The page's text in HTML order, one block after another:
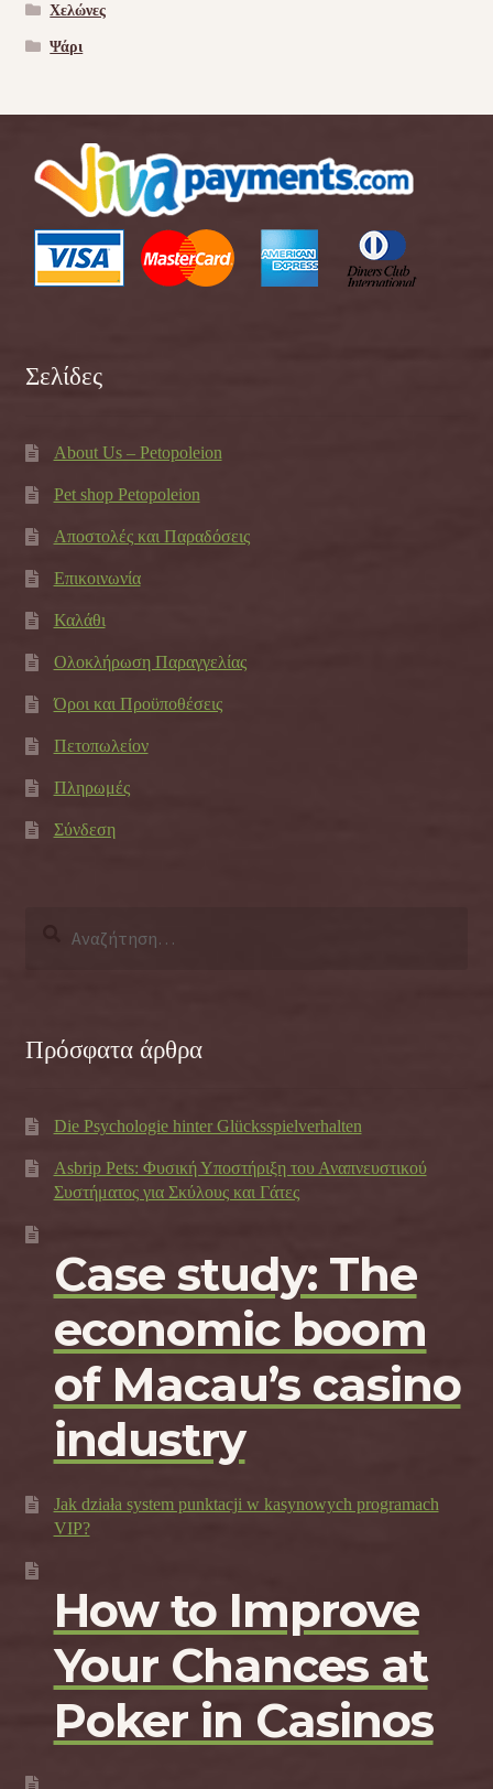
Χελώνες
Ψάρι
Σελίδες
About Us – Petopoleion
Pet shop Petopoleion
Αποστολές και Παραδόσεις
Επικοινωνία
Καλάθι
Ολοκλήρωση Παραγγελίας
Όροι και Προϋποθέσεις
Πετοπωλείον
Πληρωμές
Σύνδεση
Πρόσφατα άρθρα
Die Psychologie hinter Glücksspielverhalten
Asbrip Pets: Φυσική Υποστήριξη του Αναπνευστικού
Συστήματος για Σκύλους και Γάτες
Case study: The
economic boom
of Macau’s casino
industry
Jak działa system punktacji w kasynowych programach
VIP?
How to Improve
Your Chances at
Poker in Casinos